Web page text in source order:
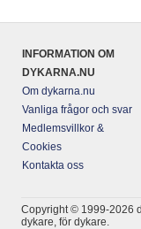
INFORMATION OM
DYKARNA.NU
Om dykarna.nu
Vanliga frågor och svar
Medlemsvillkor &
Cookies
Kontakta oss
Copyright © 1999-2026
dykare, för dykare.